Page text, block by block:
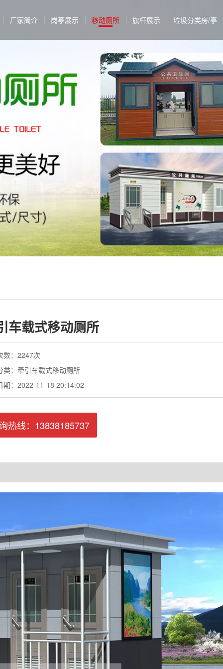
厂家简介 岗亭展示 移动厕所 旗杆展示 垃圾分类房/亭
车载式移动厕所
数：2247次
类：牵引车载式移动厕所
期：2022-11-18 20:14:02
热线：13838185737